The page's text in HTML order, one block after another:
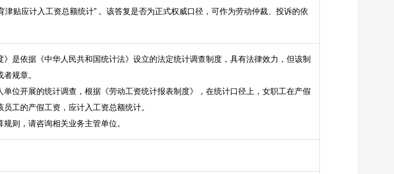
津贴应计入工资总额统计” 。该答复是否为正式权威口径，可作为劳动仲裁、投诉的依
是依据《中华人民共和国统计法》设立的法定统计调查制度，具有法律效力，但该制
规章。
位开展的统计调查，根据《劳动工资统计报表制度》，在统计口径上，女职工在产假
工的产假工资，应计入工资总额统计。
则，请咨询相关业务主管单位。